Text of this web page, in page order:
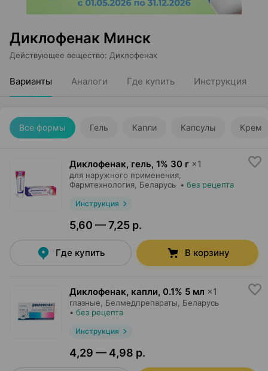
Диклофенак Минск
Действующее вещество: Диклофенак
Варианты Аналоги Где купить Инструкция
Все формы Гель Капли Капсулы Крем
Диклофенак, гель, 1% 30 г ×1
для наружного применения,
Фармтехнология , Беларусь • без рецепта
Инструкция
5,60 — 7,25 р.
Где купить В корзину
Диклофенак, капли, 0.1% 5 мл ×1
глазные, Белмедпрепараты , Беларусь
• без рецепта
Инструкция
4,29 — 4,98 р.